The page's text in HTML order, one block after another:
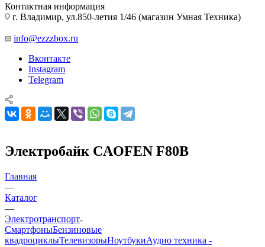
Контактная информация
г. Владимир, ул.850-летия 1/46 (магазин Умная Техника)
info@ezzzbox.ru
Вконтакте
Instagram
Telegram
Электробайк CAOFEN F80B
Главная
—
Каталог
—
Электротранспорт
СмартфоныБензиновые
квадроциклыТелевизорыНоутбукиАудио техника -